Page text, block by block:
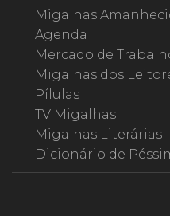
Migalhas
Agenda
Mercado de
Migalhas dos
Pílulas
TV Migalhas
Migalhas Literárias
Dicionário de